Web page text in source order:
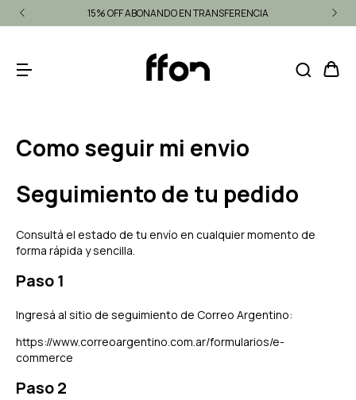
15% OFF ABONANDO EN TRANSFERENCIA
Como seguir mi envio
Seguimiento de tu pedido
Consultá el estado de tu envío en cualquier momento de
forma rápida y sencilla.
Paso 1
Ingresá al sitio de seguimiento de Correo Argentino:
https://www.correoargentino.com.ar/formularios/e-
commerce
Paso 2